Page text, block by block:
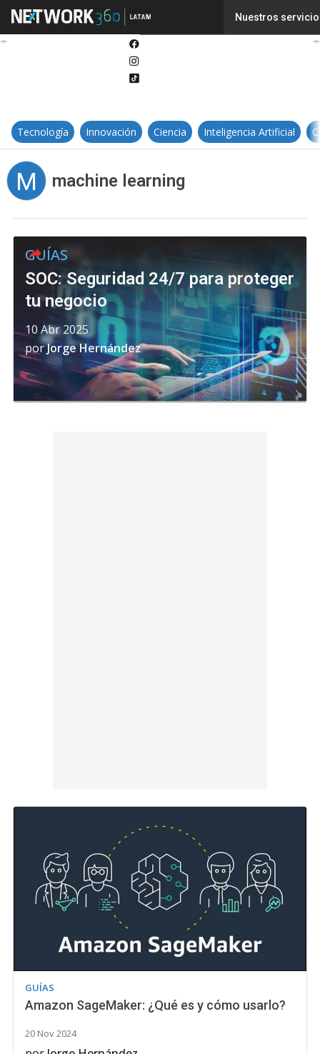
Nuestros
Tecnología Innovación Ciencia Inteligencia Artificial
M machine learning
GUÍAS
SOC: Seguridad 24/7 para proteger
tu negocio
10 Abr 2025
porJorge Hernández
GUÍAS
Amazon SageMaker: ¿Qué es y cómo usarlo?
20 Nov 2024